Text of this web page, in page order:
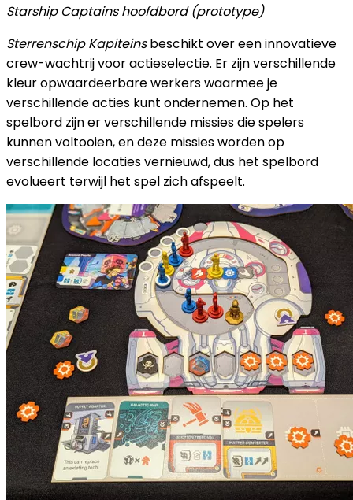
Starship Captains hoofdbord (prototype)
Sterrenschip Kapiteinsbeschikt over een innovatieve
crew-wachtrij voor actieselectie. Er zijn verschillende
kleur opwaardeerbare werkers waarmee je
verschillende acties kunt ondernemen. Op het
spelbord zijn er verschillende missies die spelers
kunnen voltooien, en deze missies worden op
verschillende locaties vernieuwd, dus het spelbord
evolueert terwijl het spel zich afspeelt.